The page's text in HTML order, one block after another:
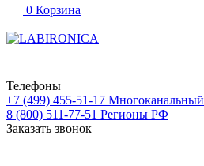
0 Корзина
Телефоны
+7 (499) 455-51-17 Многоканальный
8 (800) 511-77-51 Регионы РФ
Заказать звонок